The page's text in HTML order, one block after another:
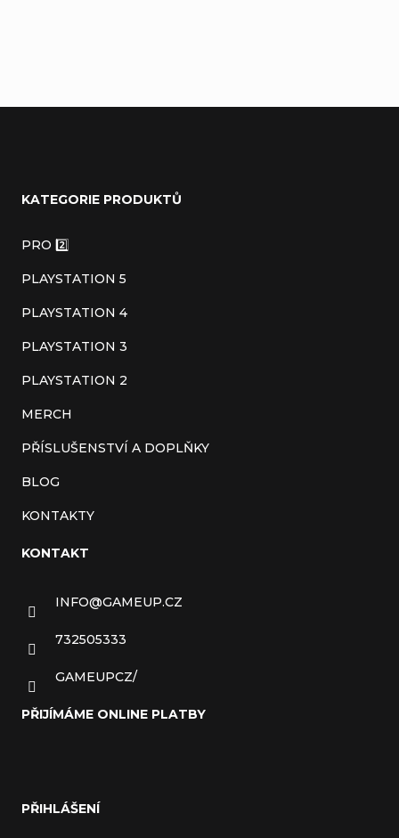
KATEGORIE PRODUKTŮ
PRO 2️⃣
PLAYSTATION 5
PLAYSTATION 4
PLAYSTATION 3
PLAYSTATION 2
MERCH
PŘÍSLUŠENSTVÍ A DOPLŇKY
BLOG
KONTAKTY
KONTAKT
INFO@GAMEUP.CZ
732505333
GAMEUPCZ/
PŘIJÍMÁME ONLINE PLATBY
PŘIHLÁŠENÍ